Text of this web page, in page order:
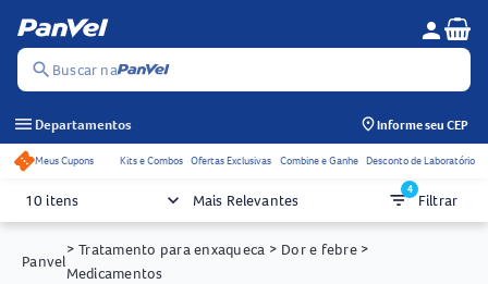
search Buscar na
Menu do
person
menu Departamentos Informe seu CEP
Acessos rápidos do cabeçalho
Meus Cupons Kits e Combos Ofertas Exclusivas Combine e Ganhe Desconto de Laboratório
10 itens keyboard_arrow_down Mais Relevantes filter_list4
Filtrar
Panvel
> Tratamento para enxaqueca > Dor e febre>
Medicamentos